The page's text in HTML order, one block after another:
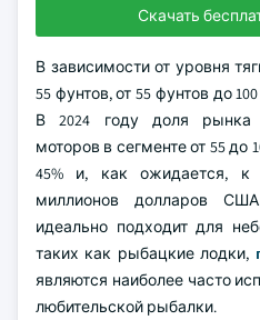
Скачать
В зависимости от уровня
55 фунтов, от 55 фунтов до
В 2024 году доля рынка
моторов в сегменте от 55 до
45% и, как ожидается, к
миллионов долларов
идеально подходит для
таких как рыбацкие лодки,
являются наиболее часто
любительской рыбалки.